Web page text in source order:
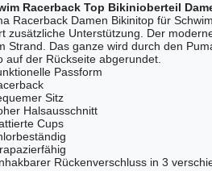
Racerback Top Bikinioberteil
Racerback Damen Bikinitop für
zusätzliche Unterstützung. Der
Strand. Das ganze wird durch den
auf der Rückseite abgerundet.
Passform
Sitz
Halsausschnitt
Cups
Rückenverschluss in 3